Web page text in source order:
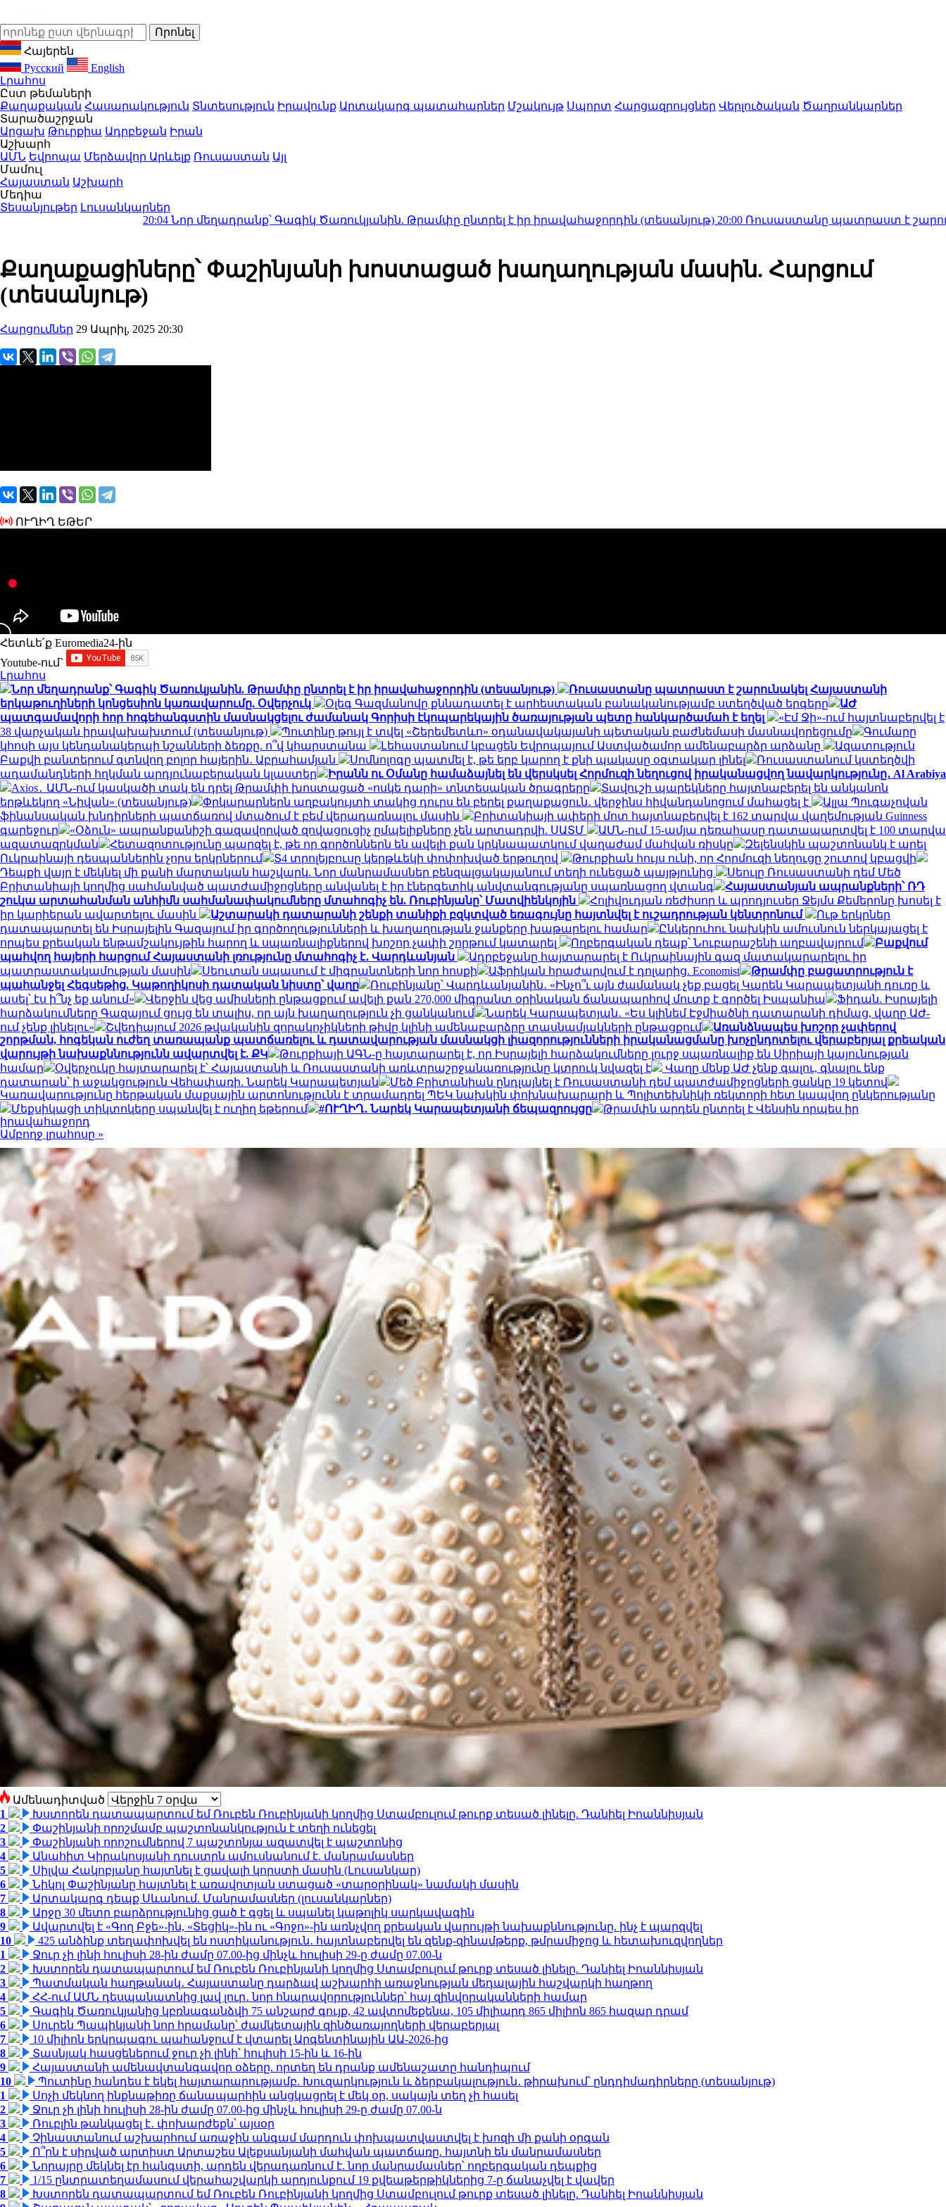
Հայերեն
Русский
English
Լրահոս
Ըստ թեմաների
Քաղաքական Հասարակություն Տնտեսություն Իրավունք Արտակարգ պատահարներ Մշակույթ Սպորտ Հարցազրույցներ Վերլուծական Ծաղրանկարներ
Տարածաշրջան
Արցախ Թուրքիա Ադրբեջան Իրան
Աշխարհ
ԱՄՆ Եվրոպա Մերձավոր Արևելք Ռուսաստան Այլ
Մամուլ
Հայաստան Աշխարհ
Մեդիա
Տեսանյութեր Լուսանկարներ
Նոր մեղադրանք՝ Գագիկ Ծառուկյանին. Թրամփը ընտրել է իր իրավահաջորդին (տեսանյութ)20:00Ռուսաստանը պատրաստ է շարունակել
Քաղաքացիները՝ Փաշինյանի խոստացած խաղաղության մասին. Հարցում
(տեսանյութ)
Հարցումներ 29 Ապրիլ, 2025 20:30
ՈՒՂԻՂ ԵԹԵՐ
Հետևե՛ք Euromedia24-ին
Youtube-ում`
Լրահոս
Նոր մեղադրանք՝ Գագիկ Ծառուկյանին. Թրամփը ընտրել է իր իրավահաջորդին (տեսանյութ)
Ռուսաստանը պատրաստ է շարունակել Հայաստանի
երկաթուղիների կոնցեսիոն կառավարումը. Օվերչուկ
Օլեգ Գազմանովը քննադատել է արհեստական բանականությամբ ստեղծված երգերը
ԱԺ
պատգամավորի հոր հոգեհանգստին մասնակցելու ժամանակ Գորիսի էկոպարեկային ծառայության պետը հանկարծամահ է եղել
«Էմ Ջի»-ում հայտնաբերվել է
38 վարչական իրավախախտում (տեսանյութ)
Պուտինը թույլ է տվել «Շերեմետևո» օդանավակայանի պետական բաժնեմասի մասնավորեցումը
Գումարը
կհոսի այս կենդանակերպի նշանների ձեռքը. ո՞վ կհարստանա
Լեհաստանում կբացեն Եվրոպայում Աստվածամոր ամենաբարձր արձանը
Ազատություն
Բաքվի բանտերում գտնվող բոլոր հայերին․ Աբրահամյան
Սոմնոլոգը պատմել է, թե երբ կարող է քնի պակասը օգտակար լինել
Ռուսաստանում կստեղծվի
ադամանդների հղկման արդյունաբերական կլաստեր
Իրանն ու Օմանը համաձայնել են վերսկսել Հորմուզի նեղուցով իրականացվող նավարկությունը․ Al Arabiya
Axios․ ԱՄՆ-ում կասկածի տակ են դրել Թրամփի խոստացած «ոսկե դարի» տնտեսական ծրագրերը
Տավուշի պարեկները հայտնաբերել են անկանոն
երթևեկող «Նիվան» (տեսանյութ)
Փրկարարներն աղբակույտի տակից դուրս են բերել քաղաքացուն․ վերջինս հիվանդանոցում մահացել է
Ալլա Պուգաչովան
ֆինանսական խնդիրների պատճառով մտածում է բեմ վերադառնալու մասին
Բրիտանիայի ափերի մոտ հայտնաբերվել է 162 տարվա վաղեմության Guinness
գարեջուր
«Օձուն» ապրանքանիշի գազավորված զովացուցիչ ըմպելիքները չեն արտադրվի. ՍԱՏՄ
ԱՄՆ-ում 15-ամյա դեռահասը դատապարտվել է 100 տարվա
ազատազրկման
Հետազոտությունը պարզել է, թե որ գործոններն են ավելի քան կրկնապատկում վաղաժամ մահվան ռիսկը
Զելենսկին պաշտոնանկ է արել
Ուկրաինայի դեսպաններին չորս երկրներում
Տ4 տրոլեյբուսը կերթևեկի փոփոխված երթուղով
Թուրքիան հույս ունի, որ Հորմուզի նեղուցը շուտով կբացվի
Դեպքի վայր է մեկնել մի քանի մարտական հաշվարկ. Նոր մանրամասներ բենզալցակայանում տեղի ունեցած պայթյունից
Սեուլը Ռուսաստանի դեմ Մեծ
Բրիտանիայի կողմից սահմանված պատժամիջոցները անվանել է իր էներգետիկ անվտանգությանը սպառնացող վտանգ
Հայաստանյան ապրանքների՝ ՌԴ
շուկա արտահանման անհիմն սահմանափակումները մտահոգիչ են. Ռուբինյանը՝ Մատվիենկոյին
Հոլիվուդյան ռեժիսոր և պրոդյուսեր Ջեյմս Քեմերոնը խոսել է
իր կարիերան ավարտելու մասին
Աշտարակի դատարանի շենքի տանիքի բզկտված եռագույնը հայտնվել է ուշադրության կենտրոնում
Ութ երկրներ
դատապարտել են Իսրայելին Գազայում իր գործողությունների և խաղաղության ջանքերը խաթարելու համար
Ընկերուհու նախկին ամուսնուն ներկայացել է
որպես քրեական ենթամշակույթին հարող և սպառնալիքներով խոշոր չափի շորթում կատարել
Ողբերգական դեպք՝ Նուբարաշենի աղբավայրում
Բաքվում
պահվող հայերի հարցում Հայաստանի լռությունը մտահոգիչ է․ Վարդևանյան
Ադրբեջանը հայտարարել է Ուկրաինային գազ մատակարարելու իր
պատրաստակամության մասին
Սեուտան սպասում է միգրանտների նոր հոսքի Աֆրիկան ​​հրաժարվում է դոլարից. Economist
Թրամփը բացատրություն է
պահանջել Հեգսեթից. Կաթողիկոսի դատական նիստը՝ վաղը
Ռուբինյանը՝ Վարդևանյանին․ «Ինչո՞ւ այն ժամանակ չեք բացել Կարեն Կարապետյանի դուռը և
ասել՝ էս ի՞նչ եք անում»
Վերջին վեց ամիսների ընթացքում ավելի քան 270,000 միգրանտ օրինական ճանապարհով մուտք է գործել Իսպանիա
Ֆիդան. Իսրայելի
հարձակումները Գազայում ցույց են տալիս, որ այն խաղաղություն չի ցանկանում
Նարեկ Կարապետյան․ «Ես կլինեմ Էջմիածնի դատարանի դիմաց, վաղը ԱԺ-
ում չենք լինելու»
Շվեդիայում 2026 թվականին զորակոչիկների թիվը կլինի ամենաբարձրը տասնամյակների ընթացքում
Առանձնապես խոշոր չափերով
շորթման, հոգեկան ուժեղ տառապանք պատճառելու և դատավարության մասնակցի լիազորությունների իրականացմանը խոչընդոտելու վերաբերյալ քրեական
վարույթի նախաքննությունն ավարտվել է. ՔԿ
Թուրքիայի ԱԳՆ-ը հայտարարել է, որ Իսրայելի հարձակումները լուրջ սպառնալիք են Սիրիայի կայունության
համար
Օվերչուկը հայտարարել է՝ Հայաստանի և Ռուսաստանի առևտրաշրջանառությունը կտրուկ նվազել է
Վաղը մենք ԱԺ չենք գալու, գնալու ենք
դատարան՝ ի աջակցություն Վեհափառի. Նարեկ Կարապետյան
Մեծ Բրիտանիան ընդլայնել է Ռուսաստանի դեմ պատժամիջոցների ցանկը 19 կետով
Կառավարությունը հերթական մաքսային արտոնությունն է տրամադրել ՊԵԿ նախկին փոխնախարարի և Պոլիտեխնիկի ռեկտորի հետ կապվող ընկերությանը
Մեքսիկացի տիկտոկերը սպանվել է ուղիղ եթերում
#ՈՒՂԻՂ․ Նարեկ Կարապետյանի ճեպազրույցը
Թրամփն արդեն ընտրել է Վենսին որպես իր
իրավահաջորդ
Ամբողջ լրահոսը »
Ամենադիտված
1
Խստորեն դատապարտում եմ Ռուբեն Ռուբինյանի կողմից Ստամբուլում թուրք տեսած լինելը. Դանիել Իոաննիսյան
2
Փաշինյանի որոշմամբ պաշտոնանկություն է տեղի ունեցել
3
Փաշինյանի որոշումներով 7 պաշտոնյա ազատվել է պաշտոնից
4
Անահիտ Կիրակոսյանի դուստրն ամուսնանում է. մանրամասներ
5
Սիլվա Հակոբյանը հայտնել է ցավալի կորստի մասին (Լուսանկար)
6
Նիկոլ Փաշինյանը հայտնել է առավոտյան ստացած «տարօրինակ» նամակի մասին
7
Արտակարգ դեպք Սևանում. Մանրամասներ (լուսանկարներ)
8
Արջը 30 մետր բարձրությունից ցած է գցել և սպանել կաթոլիկ սարկավագին
9
Ավարտվել է «Գող Բջե»-ին, «Տեցիկ»-ին ու «Գոջո»-ին առնչվող քրեական վարույթի նախաքննությունը. ինչ է պարզվել
10
425 անձինք տեղափոխվել են ոստիկանություն․ հայտնաբերվել են զենք-զինամթերք, թմրամիջոց և հետախուզվողներ
1
Ջուր չի լինի հուլիսի 28-ին ժամը 07.00-ից մինչև հուլիսի 29-ը ժամը 07.00-ն
2
Խստորեն դատապարտում եմ Ռուբեն Ռուբինյանի կողմից Ստամբուլում թուրք տեսած լինելը. Դանիել Իոաննիսյան
3
Պատմական հաղթանակ․ Հայաստանը դարձավ աշխարհի առաջնության մեդալային հաշվարկի հաղթող
4
ՀՀ-ում ԱՄՆ դեսպանատնից լավ լուր․ նոր հնարավորություններ՝ հայ զինվորականների համար
5
Գագիկ Ծառուկյանից կբռնագանձվի 75 անշարժ գույք, 42 ավտոմեքենա, 105 միլիարդ 865 միլիոն 865 հազար դրամ
6
Սուրեն Պապիկյանի նոր հրամանը՝ ժամկետային զինծառայողների վերաբերյալ
7
10 միլիոն երկրպագու պահանջում է վտարել Արգենտինային ԱԱ-2026-ից
8
Տասնյակ հասցեներում ջուր չի լինի՝ հուլիսի 15-ին և 16-ին
9
Հայաստանի ամենավտանգավոր օձերը. որտեղ են դրանք ամենաշատը հանդիպում
10
Պուտինը հանդես է եկել հայտարարությամբ. Խուզարկություն և ձերբակալություն․ թիրախում՝ ընդդիմադիրները (տեսանյութ)
1
Սոչի մեկնող ինքնաթիռը ճանապարհին անցկացրել է մեկ օր, սակայն տեղ չի հասել
2
Ջուր չի լինի հուլիսի 28-ին ժամը 07.00-ից մինչև հուլիսի 29-ը ժամը 07.00-ն
3
Ռուբլին թանկացել է․ փոխարժեքն՝ այսօր
4
Չինաստանում աշխարհում առաջին անգամ մարդուն փոխպատվաստվել է խոզի մի քանի օրգան
5
Ո՞րն է սիրված արտիստ Արտաշես Ալեքսանյանի մահվան պատճառը. հայտնի են մանրամասներ
6
Նորայրը մեկնել էր հանգստի, արդեն վերադառնում է. նոր մանրամասներ՝ ողբերգական դեպքից
7
1/15 ընտրատեղամասում վերահաշվարկի արդյունքում 19 քվեաթերթիկներից 7-ը ճանաչվել է վավեր
8
Խստորեն դատապարտում եմ Ռուբեն Ռուբինյանի կողմից Ստամբուլում թուրք տեսած լինելը. Դանիել Իոաննիսյան